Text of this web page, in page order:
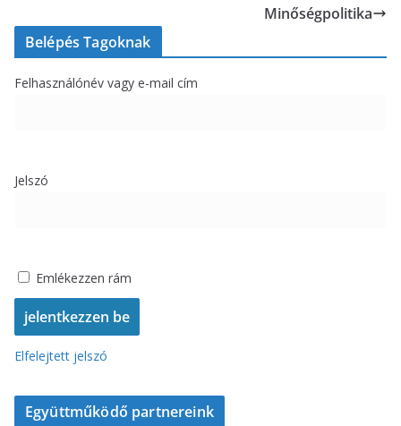
Minőségpolitika
Belépés Tagoknak
Felhasználónév vagy e-mail cím
Jelszó
Emlékezzen rám
Elfelejtett jelszó
Együttműködő partnereink